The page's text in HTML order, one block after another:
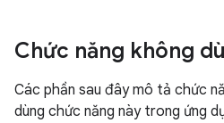
Chức năng không
Các phần sau đây mô tả chức
dùng chức năng này trong ứng